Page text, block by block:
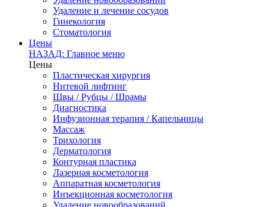
Удаление и лечение сосудов
Гинекология
Стоматология
Цены
НАЗАД: Главное меню
Цены
Пластическая хирургия
Нитевой лифтинг
Швы / Рубцы / Шрамы
Диагностика
Инфузионная терапия / Капельницы
Массаж
Трихология
Дерматология
Контурная пластика
Лазерная косметология
Аппаратная косметология
Инъекционная косметология
Удаление новообразований